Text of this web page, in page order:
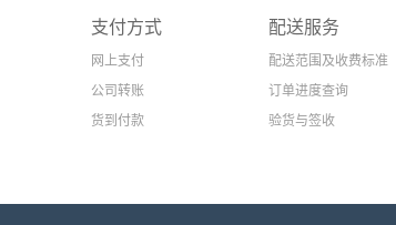
支付方式
网上支付
公司转账
货到付款
配送服务
配送范围及收费标准
订单进度查询
验货与签收